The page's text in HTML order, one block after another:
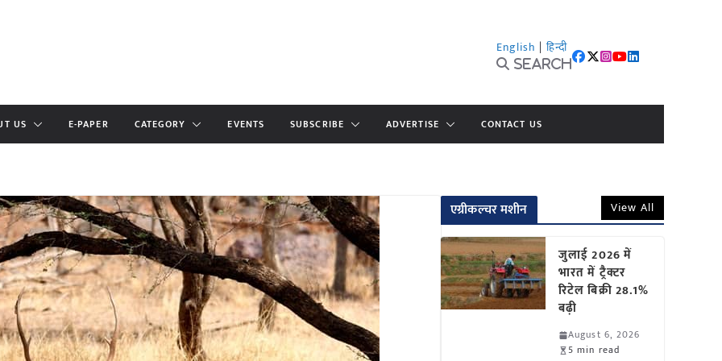
English | हिन्दी
Search
US E-PAPER CATEGORY EVENTS SUBSCRIBE ADVERTISE CONTACT US
एग्रीकल्चर मशीन View All
जुलाई 2026 में
भारत में ट्रैक्टर
रिटेल बिक्री 28.1%
बढ़ी
August 6, 2026
5 min read